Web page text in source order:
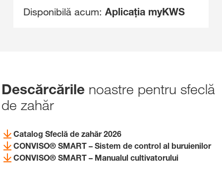
Disponibilă acum: Aplicația myKWS
Descărcările noastre pentru sfeclă
de zahăr
Catalog Sfeclă de zahăr 2026
CONVISO® SMART – Sistem de control al buruienilor
CONVISO® SMART – Manualul cultivatorului